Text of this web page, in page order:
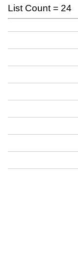
List Count = 24